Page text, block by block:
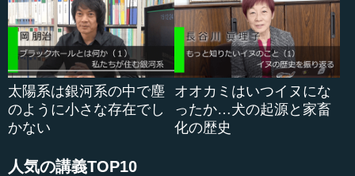
太陽系は銀河系の中で塵
のように小さな存在でし
かない
オオカミはいつイヌにな
ったか…犬の起源と家畜
化の歴史
人気の講義TOP10